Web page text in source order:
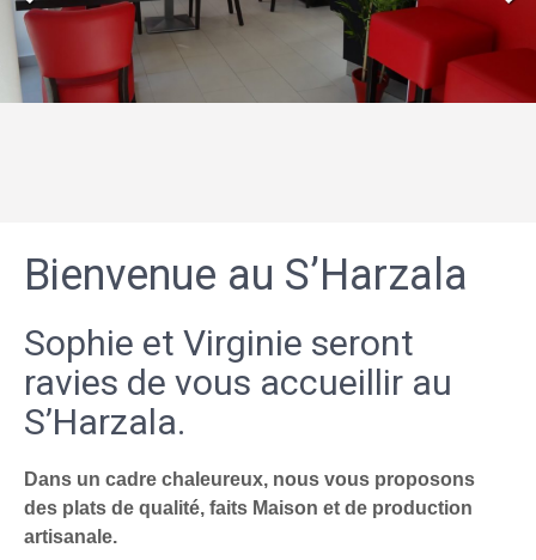
Bienvenue au S’Harzala
Sophie et Virginie seront
ravies de vous accueillir au
S’Harzala.
Dans un cadre chaleureux, nous vous proposons
des plats de qualité, faits Maison et de production
artisanale.